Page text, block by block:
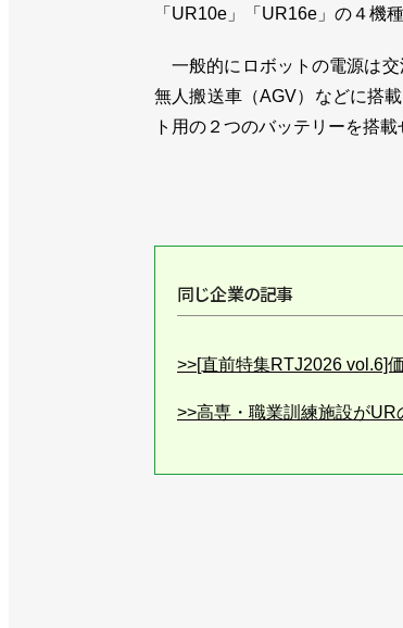
「UR10e」「UR16e」の４機
一般的にロボットの電源は交
無人搬送車（AGV）などに搭
ト用の２つのバッテリーを搭
同じ企業の記事
>>[直前特集RTJ2026 vol.6]
>>高専・職業訓練施設がUR
>>協働ロボットでも速い！